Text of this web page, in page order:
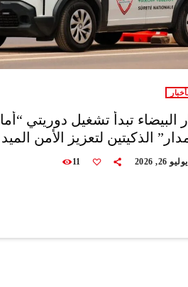
البيضاء تبدأ تشغيل دوريتي
الذكيتين لتعزيز الأمن
يوليو 26, 2026 11